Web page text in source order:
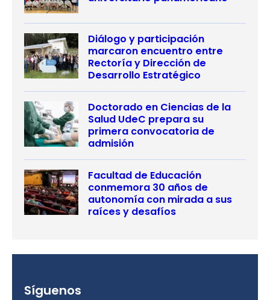
Diálogo y participación
marcaron encuentro entre
Rectoría y Dirección de
Desarrollo Estratégico
Doctorado en Ciencias de la
Salud UdeC prepara su
primera convocatoria de
admisión
Facultad de Educación
conmemora 30 años de
autonomía con mirada a sus
raíces y desafíos
Síguenos